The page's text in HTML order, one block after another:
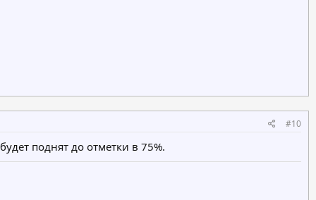
#10
поднят до отметки в 75%.